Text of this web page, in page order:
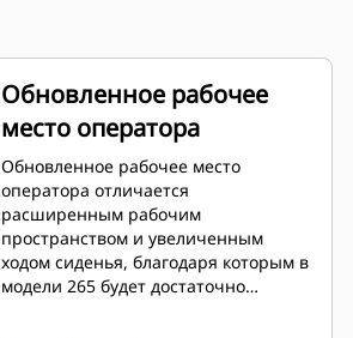
Обновленное рабочее
место оператора
Обновленное рабочее место
оператора отличается
расширенным рабочим
пространством и увеличенным
ходом сиденья, благодаря которым в
модели 265 будет достаточно